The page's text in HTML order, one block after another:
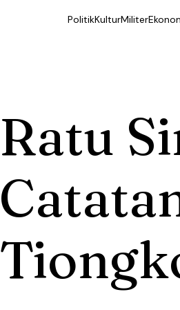
PolitikKulturMiliter
Ratu